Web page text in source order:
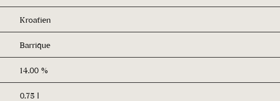
Kroatien
Barrique
14.00 %
0.75 l